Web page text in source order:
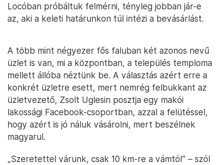
Locóban próbáltuk felmérni, tényleg jobban jár-e
az, aki a keleti határunkon túl intézi a bevásárlást.
A több mint négyezer fős faluban két azonos nevű
üzlet is van, mi a központban, a település temploma
mellett állóba néztünk be. A választás azért erre a
konkrét üzletre esett, mert nemrég felbukkant az
üzletvezető, Zsolt Uglesin posztja egy makói
lakossági Facebook-csoportban, azzal a felütéssel,
hogy azért is jó náluk vásárolni, mert beszélnek
magyarul.
„Szeretettel várunk, csak 10 km-re a vámtól” – szól